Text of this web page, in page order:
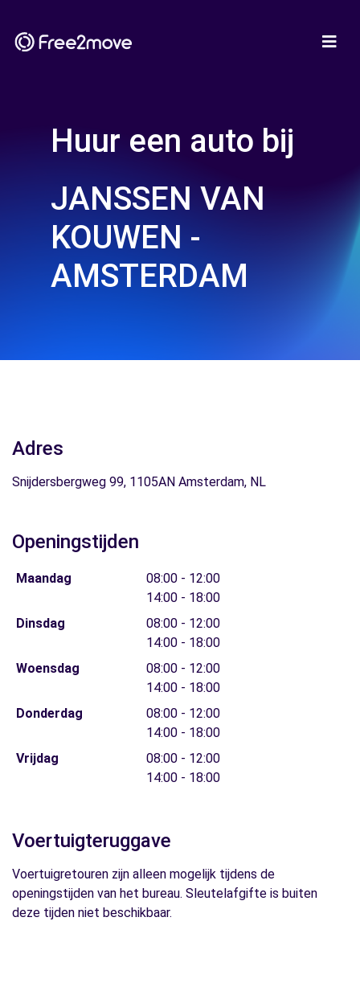
Huur een auto bij
JANSSEN VAN
KOUWEN -
AMSTERDAM
Adres
Snijdersbergweg 99, 1105AN Amsterdam, NL
Openingstijden
Maandag
08:00 - 12:00
14:00 - 18:00
Dinsdag
08:00 - 12:00
14:00 - 18:00
Woensdag
08:00 - 12:00
14:00 - 18:00
Donderdag
08:00 - 12:00
14:00 - 18:00
Vrijdag
08:00 - 12:00
14:00 - 18:00
Voertuigteruggave
Voertuigretouren zijn alleen mogelijk tijdens de
openingstijden van het bureau. Sleutelafgifte is buiten
deze tijden niet beschikbaar.